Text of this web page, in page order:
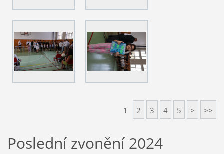
1 2 3 4 5 > >>
Poslední zvonění 2024